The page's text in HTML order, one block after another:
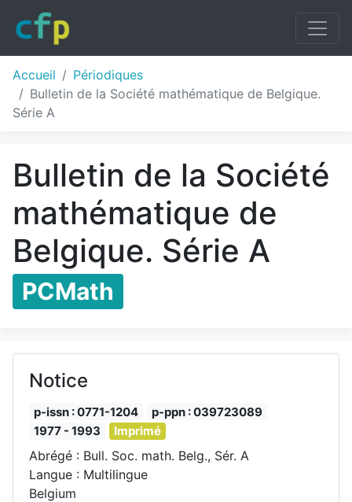
Accueil
Périodiques
Bulletin de la Société mathématique de Belgique.
Série A
Bulletin de la Société
mathématique de
Belgique. Série A
PCMath
Notice
p-issn : 0771-1204
p-ppn : 039723089
1977 - 1993
Imprimé
Abrégé : Bull. Soc. math. Belg., Sér. A
Langue : Multilingue
Belgium